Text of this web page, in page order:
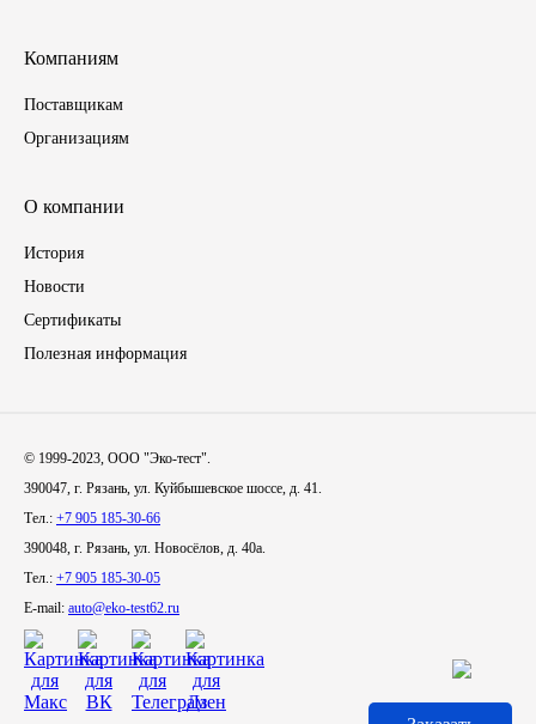
Компаниям
Поставщикам
Организациям
О компании
История
Новости
Сертификаты
Полезная информация
© 1999-2023, ООО "Эко-тест".
390047, г. Рязань, ул. Куйбышевское шоссе, д. 41.
Тел.: +7 905 185-30-66
390048, г. Рязань, ул. Новосёлов, д. 40а.
Тел.: +7 905 185-30-05
E-mail: auto@eko-test62.ru